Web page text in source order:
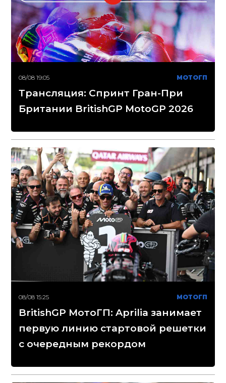
08/08 19:05 МОТОГП
Трансляция: Спринт Гран-При
Британии BritishGP MotoGP 2026
08/08 15:25 МОТОГП
BritishGP МотоГП: Aprilia занимает
первую линию стартовой решетки
с очередным рекордом